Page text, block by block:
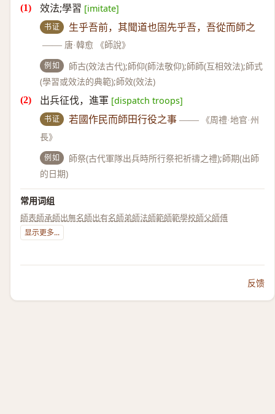
效法;學習 [imitate]
书证
生乎吾前，其聞道也固先乎吾，吾從而師之
—— 唐·韓愈 《師說》
例如
師古(效法古代);師仰(師法敬仰);師師(互相效法);師式
(學習或效法的典範);師效(效法)
出兵征伐，進軍 [dispatch troops]
书证 若國作民而師田行役之事 ——
《周禮·地官·州
長》
例如
師祭(古代軍隊出兵時所行祭祀祈禱之禮);師期(出師
的日期)
常用词组
師表師承師出無名師出有名師弟師法師範師範學校師父師傅
显示更多...
反馈